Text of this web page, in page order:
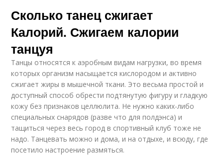
Сколько танец сжигает
Калорий. Сжигаем калории
танцуя
Танцы относятся к аэробным видам нагрузки, во время
которых организм насыщается кислородом и активно
сжигает жиры в мышечной ткани. Это весьма простой и
доступный способ обрести подтянутую фигуру и гладкую
кожу без признаков целлюлита. Не нужно каких-либо
специальных снарядов (разве что для полдэнса) и
тащиться через весь город в спортивный клуб тоже не
надо. Танцевать можно и дома, и на отдыхе, и всюду, где
посетило настроение размяться.